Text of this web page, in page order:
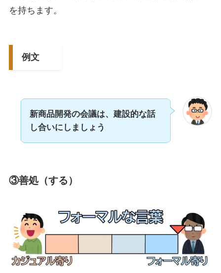
を持ちます。
例文
新商品開発の会議は、建設的な話
し合いにしましょう
③善処（する）